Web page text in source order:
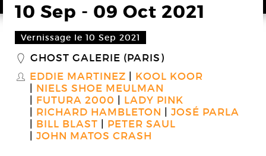
10 Sep - 09 Oct 2021
Vernissage le 10 Sep 2021
_ GHOST GALERIE (PARIS)
S EDDIE MARTINEZ
KOOL KOOR
NIELS SHOE MEULMAN
FUTURA 2000
LADY PINK
RICHARD HAMBLETON
JOSÉ PARLA
BILL BLAST
PETER SAUL
JOHN MATOS CRASH